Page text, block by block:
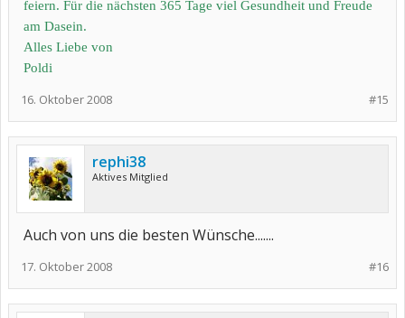
feiern. Für die nächsten 365 Tage viel Gesundheit und Freude
am Dasein.
Alles Liebe von
Poldi
#15
16. Oktober 2008
rephi38
Aktives Mitglied
Auch von uns die besten Wünsche.......
#16
17. Oktober 2008